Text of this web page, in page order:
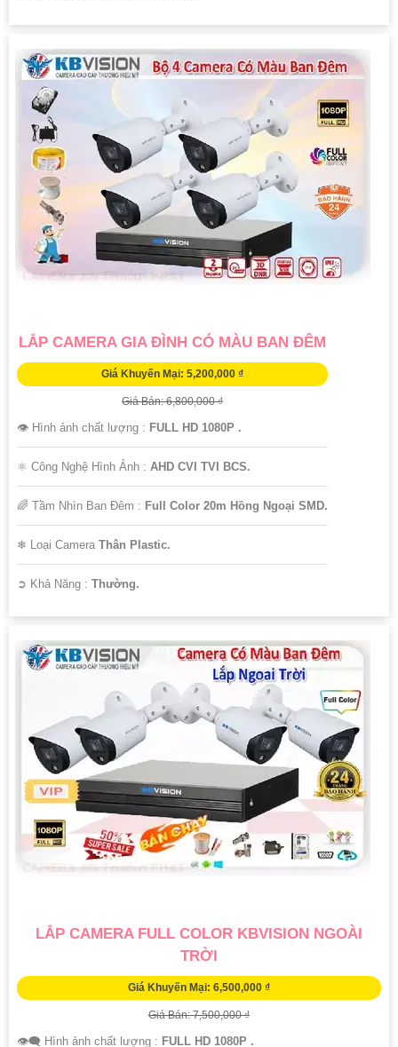
LẮP CAMERA GIA ĐÌNH CÓ MÀU BAN ĐÊM
Giá Khuyến Mại: 5,200,000 ₫
Giá Bán: 6,800,000 ₫
👁 Hình ảnh chất lượng : FULL HD 1080P .
⚛️ Công Nghệ Hình Ảnh : AHD CVI TVI BCS.
🌈 Tầm Nhìn Ban Đêm : Full Color 20m Hồng Ngoại SMD.
❄ Loại Camera Thân Plastic.
️➲ Khả Năng : Thường.
LẮP CAMERA FULL COLOR KBVISION NGOÀI
TRỜI
Giá Khuyến Mại: 6,500,000 ₫
Giá Bán: 7,500,000 ₫
👁️‍🗨 Hình ảnh chất lượng : FULL HD 1080P .